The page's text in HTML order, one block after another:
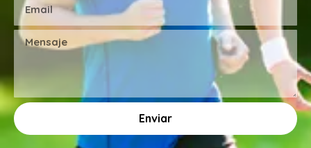
Enviar